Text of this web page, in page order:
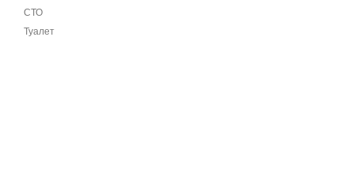
СТО
Туалет